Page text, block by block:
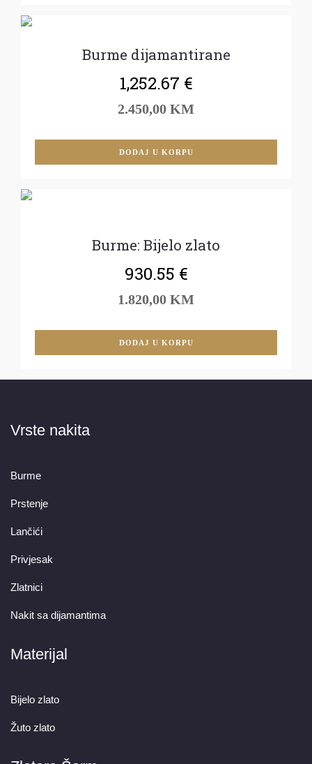
Burme dijamantirane
1,252.67 €
2.450,00 KM
DODAJ U KORPU
Burme: Bijelo zlato
930.55 €
1.820,00 KM
DODAJ U KORPU
Vrste nakita
Burme
Prstenje
Lančići
Privjesak
Zlatnici
Nakit sa dijamantima
Materijal
Bijelo zlato
Žuto zlato